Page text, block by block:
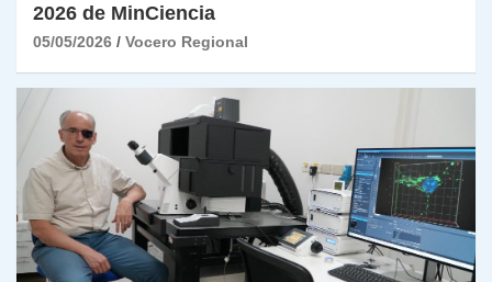
2026 de MinCiencia
05/05/2026 Vocero Regional